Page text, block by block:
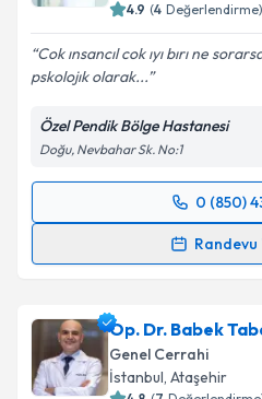
kapsamda işlenmesini
Takvim
4.9 (4 Değerlendirme)
Cok ınsancıl cok ıyı bırı ne
pskolojık olarak...
Özel Pendik Bölge Hastanesi
Doğu, Nevbahar Sk. No:1
0 (850)
Randevu
Randevu Takvimi
takvim hazırlandığında e-
E-posta Adresiniz
Op. Dr. Babek
Genel Cerrahi
İstanbul, Ataşehir